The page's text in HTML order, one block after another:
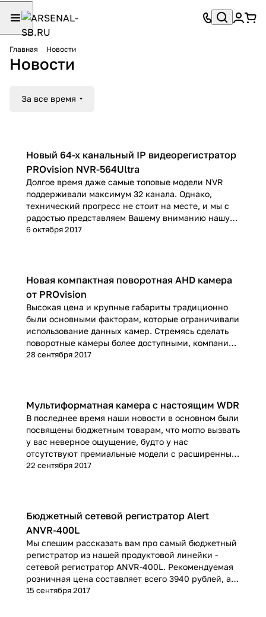
Главная Новости
Новости
За все время
Новый 64-х канальный IP видеорегистратор
PROvision NVR-564Ultrа
Долгое время даже самые топовые модели NVR
поддерживали максимум 32 канала. Однако,
технический прогресс не стоит на месте, и мы с
радостью представляем Вашему вниманию нашу
новинку - регистратор PROvision NVR-564Ultrа,
экономию дискового пространства до 30% по
сравнению с традиционным H.264.
6 октября 2017
Новая компактная поворотная AHD камера
от PROvision
Высокая цена и крупные габариты традиционно
были основными факторам, которые ограничивали
использование данных камер. Стремясь сделать
поворотные камеры более доступными, компания
"Арсенал-СБ" представляет новинку - недорогую
28 сентября 2017
Мультиформатная камера с настоящим WDR
В последнее время наши новости в основном были
посвящены бюджетным товарам, что могло вызвать
у вас неверное ощущение, будто у нас
отсутствуют премиальные модели с расширенным
функционалом. В этой новости мы расскажем о
диапазона (True WDR).
22 сентября 2017
Бюджетный сетевой регистратор Alert
ANVR-400L
Мы спешим рассказать вам про самый бюджетный
регистратор из нашей продуктовой линейки -
сетевой регистратор ANVR-400L. Рекомендуемая
розничная цена составляет всего 3940 рублей, а
за эти деньги вы получаете возможность
15 сентября 2017